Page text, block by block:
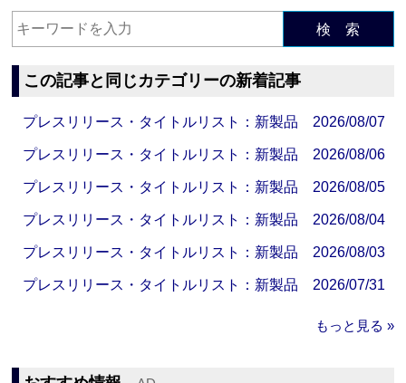
検 索
この記事と同じカテゴリーの新着記事
プレスリリース・タイトルリスト：新製品 2026/08/07
プレスリリース・タイトルリスト：新製品 2026/08/06
プレスリリース・タイトルリスト：新製品 2026/08/05
プレスリリース・タイトルリスト：新製品 2026/08/04
プレスリリース・タイトルリスト：新製品 2026/08/03
プレスリリース・タイトルリスト：新製品 2026/07/31
もっと見る »